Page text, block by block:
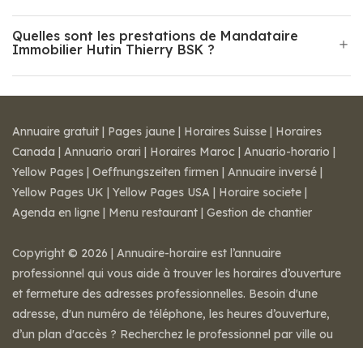
Quelles sont les prestations de Mandataire
Immobilier Hutin Thierry BSK ?
Annuaire gratuit | Pages jaune | Horaires Suisse | Horaires
Canada | Annuario orari | Horaires Maroc | Anuario-horario |
Yellow Pages | Oeffnungszeiten firmen | Annuaire inversé |
Yellow Pages UK | Yellow Pages USA | Horaire societe |
Agenda en ligne | Menu restaurant | Gestion de chantier
Copyright © 2026 | Annuaire-horaire est l’annuaire
professionnel qui vous aide à trouver les horaires d’ouverture
et fermeture des adresses professionnelles. Besoin d'une
adresse, d'un numéro de téléphone, les heures d’ouverture,
d’un plan d'accès ? Recherchez le professionnel par ville ou